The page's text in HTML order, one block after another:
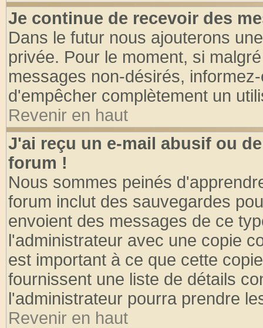
Je continue de recevoir des
Dans le futur nous ajouterons
privée. Pour le moment, si
messages non-désirés,
d'empêcher complètement un
Revenir en haut
J'ai reçu un e-mail abusif ou
forum !
Nous sommes peinés
forum inclut des sauvegardes
envoient des messages de ce
l'administrateur avec une copie
est important à ce que cette
fournissent une liste de détails
l'administrateur pourra prendre
Revenir en haut